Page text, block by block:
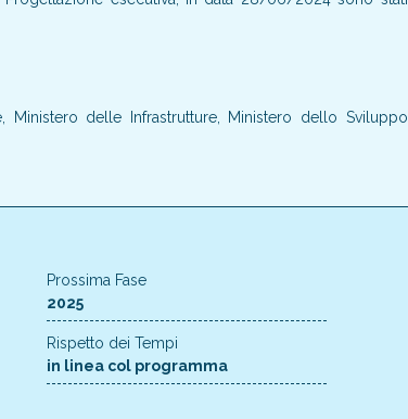
Ministero delle Infrastrutture, Ministero dello Sviluppo
Prossima Fase
2025
Rispetto dei Tempi
in linea col programma